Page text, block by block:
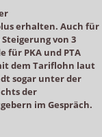
erhalten. Auch für
von 3
für PKA und PTA
dem Tariflohn laut
sogar unter der
der
im Gespräch.